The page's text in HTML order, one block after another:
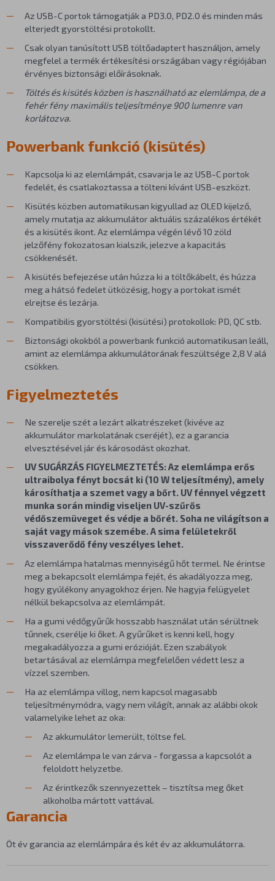
Az USB-C portok támogatják a PD3.0, PD2.0 és minden más
elterjedt gyorstöltési protokollt.
Csak olyan tanúsított USB töltőadaptert használjon, amely
megfelel a termék értékesítési országában vagy régiójában
érvényes biztonsági előírásoknak.
Töltés és kisütés közben is használható az elemlámpa, de a
fehér fény maximális teljesítménye 900 lumenre van
korlátozva.
Powerbank funkció (kisütés)
Kapcsolja ki az elemlámpát, csavarja le az USB-C portok
fedelét, és csatlakoztassa a tölteni kívánt USB-eszközt.
Kisütés közben automatikusan kigyullad az OLED kijelző,
amely mutatja az akkumulátor aktuális százalékos értékét
és a kisütés ikont. Az elemlámpa végén lévő 10 zöld
jelzőfény fokozatosan kialszik, jelezve a kapacitás
csökkenését.
A kisütés befejezése után húzza ki a töltőkábelt, és húzza
meg a hátsó fedelet ütközésig, hogy a portokat ismét
elrejtse és lezárja.
Kompatibilis gyorstöltési (kisütési) protokollok: PD, QC stb.
Biztonsági okokból a powerbank funkció automatikusan leáll,
amint az elemlámpa akkumulátorának feszültsége 2,8 V alá
csökken.
Figyelmeztetés
Ne szerelje szét a lezárt alkatrészeket (kivéve az
akkumulátor markolatának cseréjét), ez a garancia
elvesztésével jár és károsodást okozhat.
UV SUGÁRZÁS FIGYELMEZTETÉS: Az elemlámpa erős
ultraibolya fényt bocsát ki (10 W teljesítmény), amely
károsíthatja a szemet vagy a bőrt. UV fénnyel végzett
munka során mindig viseljen UV-szűrős
védőszemüveget és védje a bőrét. Soha ne világítson a
saját vagy mások szemébe. A sima felületekről
visszaverődő fény veszélyes lehet.
Az elemlámpa hatalmas mennyiségű hőt termel. Ne érintse
meg a bekapcsolt elemlámpa fejét, és akadályozza meg,
hogy gyúlékony anyagokhoz érjen. Ne hagyja felügyelet
nélkül bekapcsolva az elemlámpát.
Ha a gumi védőgyűrűk hosszabb használat után sérültnek
tűnnek, cserélje ki őket. A gyűrűket is kenni kell, hogy
megakadályozza a gumi erózióját. Ezen szabályok
betartásával az elemlámpa megfelelően védett lesz a
vízzel szemben.
Ha az elemlámpa villog, nem kapcsol magasabb
teljesítménymódra, vagy nem világít, annak az alábbi okok
valamelyike lehet az oka:
Az akkumulátor lemerült, töltse fel.
Az elemlámpa le van zárva - forgassa a kapcsolót a
feloldott helyzetbe.
Az érintkezők szennyezettek – tisztítsa meg őket
alkoholba mártott vattával.
Garancia
Öt év garancia az elemlámpára és két év az akkumulátorra.